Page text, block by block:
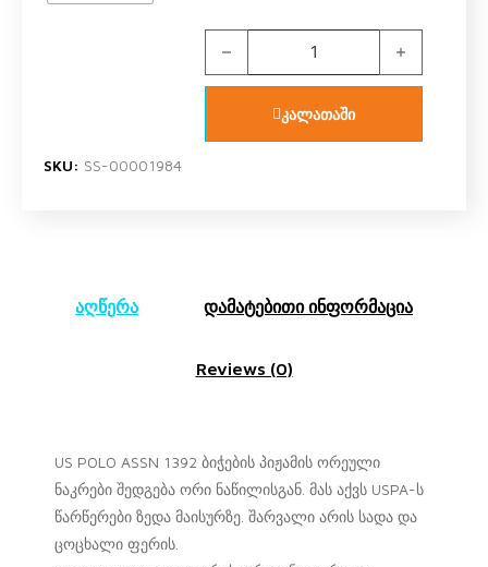
US POLO ASSN 1392 V1 ბიჭის
კალათაში
SKU: SS-00001984
აღწერა დამატებითი ინფორმაცია
Reviews (0)
US POLO ASSN 1392 ბიჭების პიჟამის ორეული
ნაკრები შედგება ორი ნაწილისგან. მას აქვს USPA-ს
წარწერები ზედა მაისურზე. შარვალი არის სადა და
ცოცხალი ფერის.